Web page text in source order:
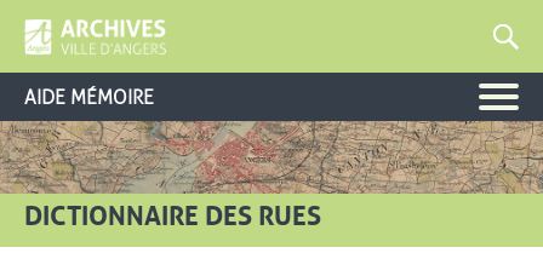
AIDE MÉMOIRE
DICTIONNAIRE DES RUES